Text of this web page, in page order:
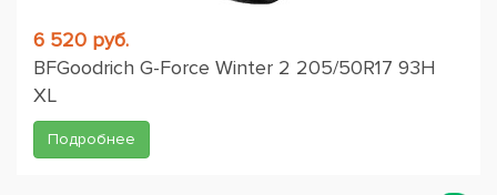
6 520 руб.
BFGoodrich G-Force Winter 2 205/50R17 93H
XL
Подробнее